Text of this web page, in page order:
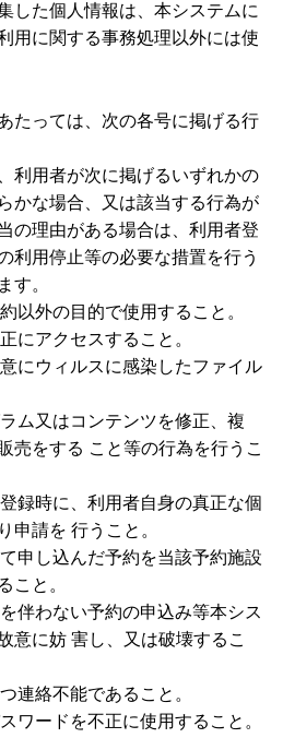
した個人情報は、本システムに
用に関する事務処理以外には使
たっては、次の各号に掲げる行
利用者が次に掲げるいずれかの
かな場合、又は該当する行為が
の理由がある場合は、利用者登
利用停止等の必要な措置を行う
す。
以外の目的で使用すること。
にアクセスすること。
にウィルスに感染したファイル
ム又はコンテンツを修正、複
売をする こと等の行為を行うこ
録時に、利用者自身の真正な個
申請を 行うこと。
申し込んだ予約を当該予約施設
こと。
伴わない予約の申込み等本シス
意に妨 害し、又は破壊するこ
連絡不能であること。
ワードを不正に使用すること。